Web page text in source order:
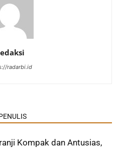
radarbi.id
Kompak dan Antusias,